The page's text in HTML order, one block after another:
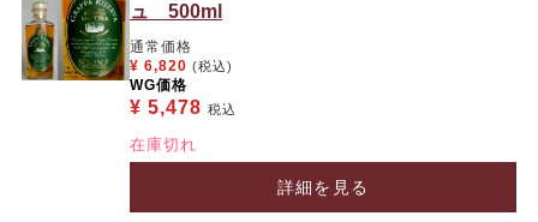
ュ 500ml
通常価格
¥ 6,820 (税込)
WG価格
¥ 5,478 税込
在庫切れ
詳細を見る